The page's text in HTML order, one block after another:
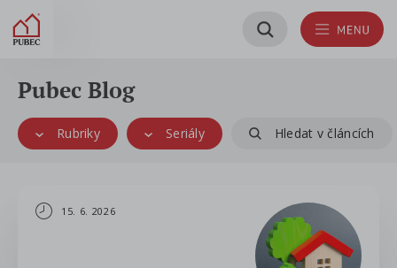
Pubec Blog
Rubriky Seriály Hledat v článcích
15. 6. 2026